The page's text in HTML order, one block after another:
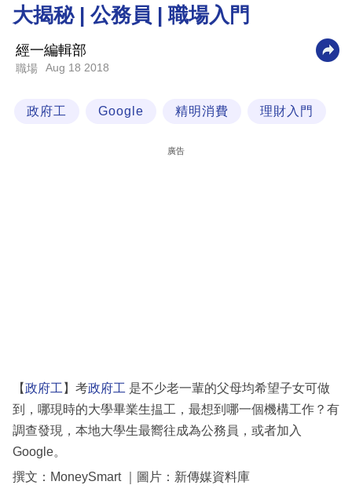
商
科
區
大揭秘 | 公務員 | 職場入門
經一編輯部
職場 Aug 18 2018
政府工 Google 精明消費 理財入門
廣告
【政府工 】考政府工 是不少老一輩的父母均希望子女可做
到，哪現時的大學畢業生揾工，最想到哪一個機構工作？有
調查發現，本地大學生最嚮往成為公務員，或者加入
Google。
撰文：MoneySmart ｜圖片：新傳媒資料庫